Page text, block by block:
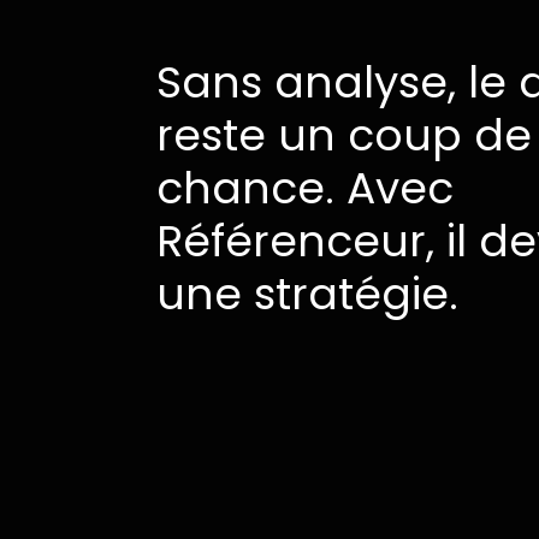
Sans analyse, le
reste un coup de
chance. Avec
Référenceur, il
une stratégie.